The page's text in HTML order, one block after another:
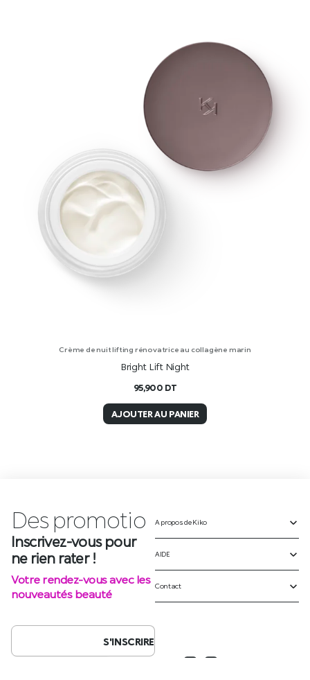
Crème de nuit lifting rénovatrice au collagène marin
Bright Lift Night
95,900 DT
AJOUTER AU PANIER
Des
promotion
Inscrivez-vous pour
ne rien rater !
A propos de Kiko
AIDE
Contact